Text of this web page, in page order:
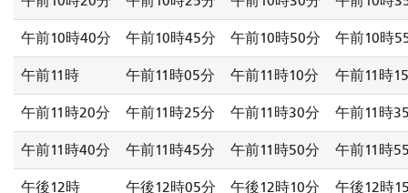
午前10時40分 午前10時45分 午前10時50分 午前10時
午前11時 午前11時05分 午前11時10分 午前11時
午前11時20分 午前11時25分 午前11時30分 午前11時
午前11時40分 午前11時45分 午前11時50分 午前11時
午後12時 午後12時05分 午後12時10分 午後12時